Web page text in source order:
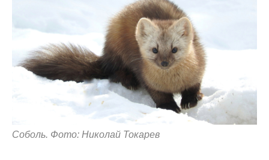
Соболь. Фото: Николай Токарев